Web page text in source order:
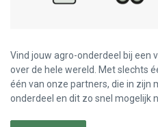
Vind jouw agro-onderdeel bij een
over de hele wereld. Met slechts
één van onze partners, die in zijn
onderdeel en dit zo snel mogelijk